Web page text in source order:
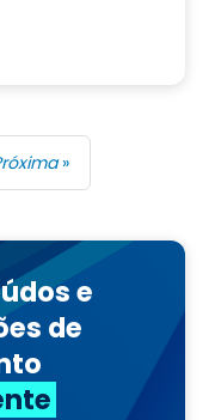
»
e
de